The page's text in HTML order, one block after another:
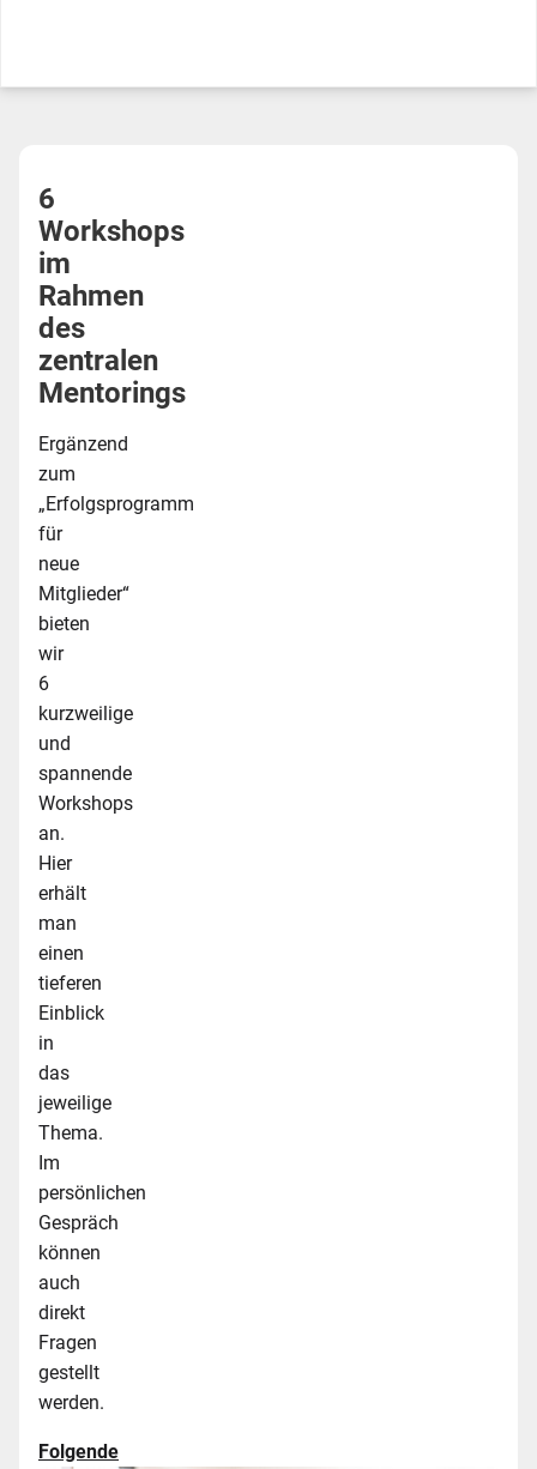
6
Workshops
im
Rahmen
des
zentralen
Mentorings
Ergänzend
zum
„Erfolgsprogramm
für
neue
Mitglieder“
bieten
wir
6
kurzweilige
und
spannende
Workshops
an.
Hier
erhält
man
einen
tieferen
Einblick
in
das
jeweilige
Thema.
Im
persönlichen
Gespräch
können
auch
direkt
Fragen
gestellt
werden.
Folgende